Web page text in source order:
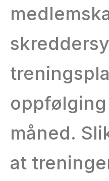
måned.
at